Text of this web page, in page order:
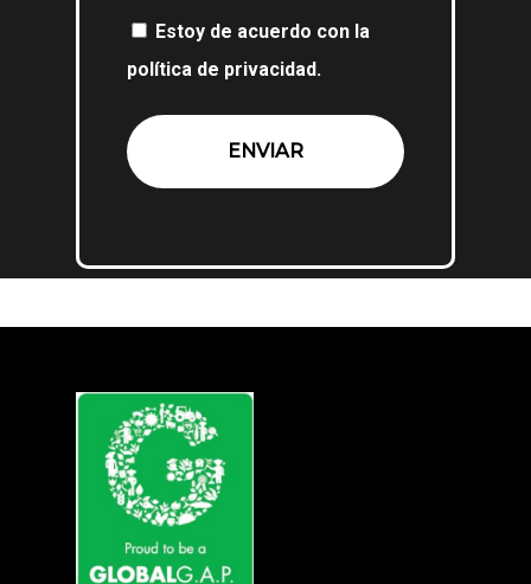
Estoy de acuerdo con la
política de privacidad.